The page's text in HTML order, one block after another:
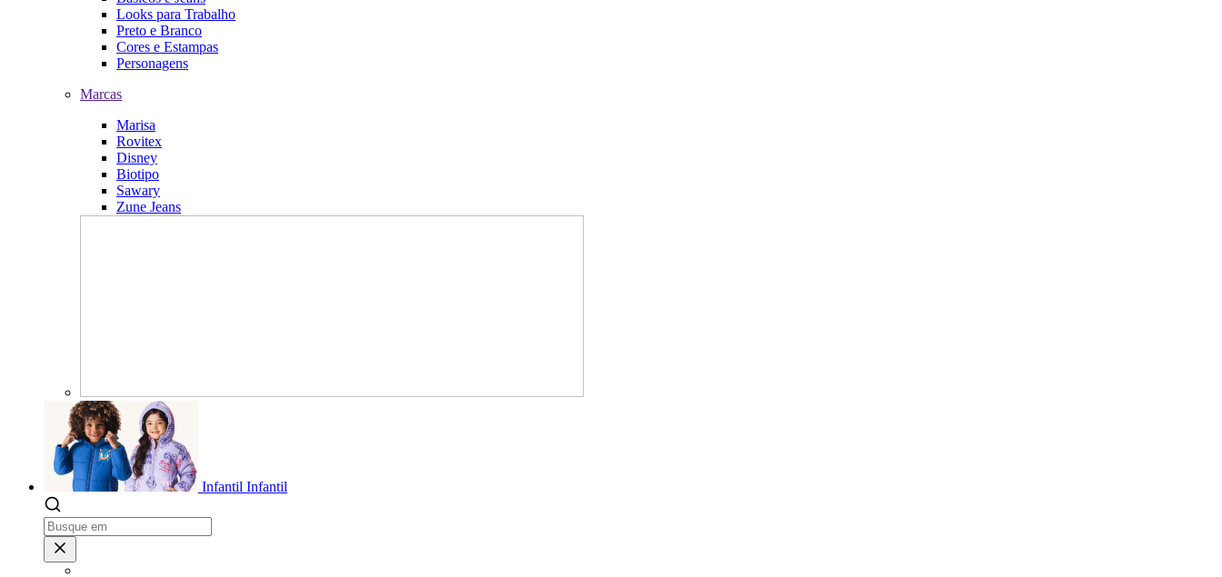
Looks para Trabalho
Preto e Branco
Cores e Estampas
Personagens
Marcas
Marisa
Rovitex
Disney
Biotipo
Sawary
Zune Jeans
Infantil Infantil